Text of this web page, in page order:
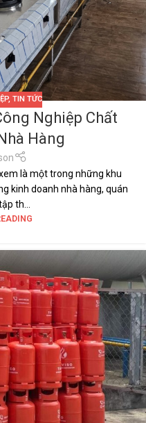
, TIN TỨC
Nghiệp Chất
Hàng
là một trong những khu
kinh doanh nhà hàng, quán
th...